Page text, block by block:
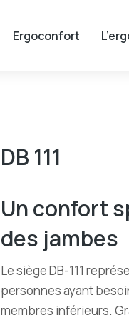
Ergoconfort
DB 111
Un confort
des jambes
Le siège DB-111
personnes ayant
membres inférieurs.